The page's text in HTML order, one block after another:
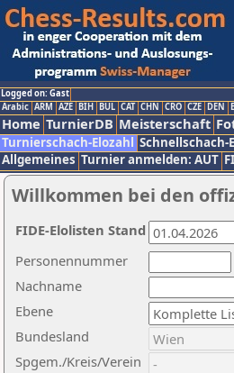
Logged on: Gast
Arabic ARM AZE BIH BUL CAT CHN CRO CZE DEN
Home TurnierDB Meisterschaft
Turnierschach-Elozahl Schnellschach-
Allgemeines Turnier anmelden: AUT
Willkommen bei den
Nachname
Ebene
Personennummer
Bundesland
Spgem./Kreis/Verein
FIDE-Elolisten Stand